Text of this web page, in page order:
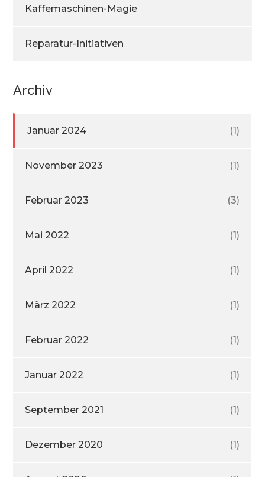
Kaffemaschinen-Magie
Reparatur-Initiativen
Archiv
Januar 2024 (1)
November 2023 (1)
Februar 2023 (3)
Mai 2022 (1)
April 2022 (1)
März 2022 (1)
Februar 2022 (1)
Januar 2022 (1)
September 2021 (1)
Dezember 2020 (1)